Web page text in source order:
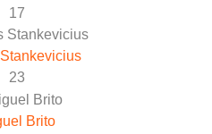
17
23
Brito